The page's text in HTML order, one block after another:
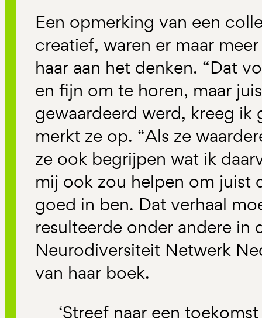
Een opmerking van een
creatief, waren er maar
haar aan het denken. “Dat
en fijn om te horen, maar
gewaardeerd werd, kreeg ik
merkt ze op. “Als ze
ze ook begrijpen wat ik
mij ook zou helpen om juist
goed in ben. Dat verhaal
resulteerde onder andere
Neurodiversiteit Netwerk
van haar boek.
‘Streef naar een